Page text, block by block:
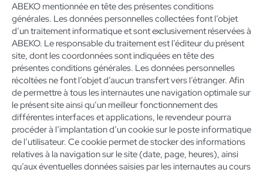
ABEKO mentionnée en tête des présentes conditions
générales. Les données personnelles collectées font l’objet
d’un traitement informatique et sont exclusivement réservées à
ABEKO. Le responsable du traitement est l’éditeur du présent
site, dont les coordonnées sont indiquées en tête des
présentes conditions générales. Les données personnelles
récoltées ne font l’objet d’aucun transfert vers l’étranger. Afin
de permettre à tous les internautes une navigation optimale sur
le présent site ainsi qu’un meilleur fonctionnement des
différentes interfaces et applications, le revendeur pourra
procéder à l’implantation d’un cookie sur le poste informatique
de l’utilisateur. Ce cookie permet de stocker des informations
relatives à la navigation sur le site (date, page, heures), ainsi
qu’aux éventuelles données saisies par les internautes au cours